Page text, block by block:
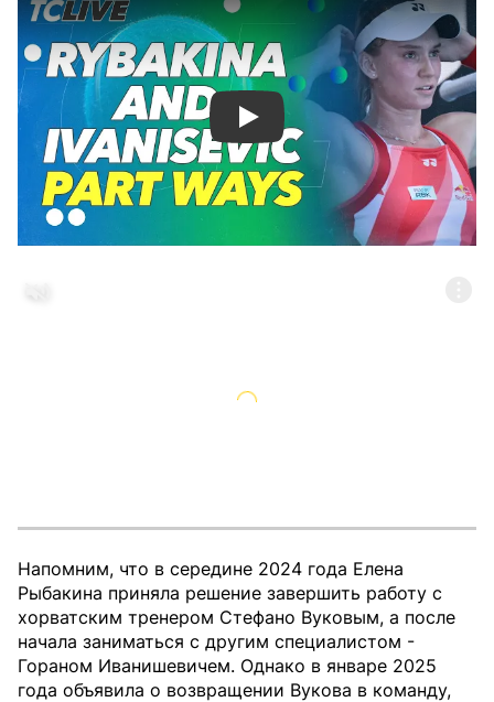
Смотреть видео YouTube
Напомним, что в середине 2024 года Елена
Рыбакина приняла решение завершить работу с
хорватским тренером Стефано Вуковым, а после
начала заниматься с другим специалистом -
Гораном Иванишевичем. Однако в январе 2025
года объявила о возвращении Вукова в команду,